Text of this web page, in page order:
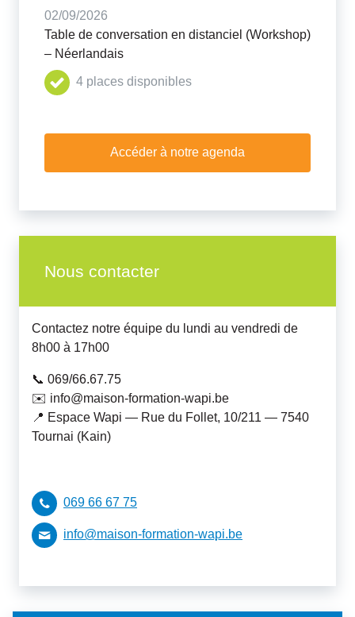
02/09/2026
Table de conversation en distanciel (Workshop)
– Néerlandais
4 places disponibles
Accéder à notre agenda
Nous contacter
Contactez notre équipe du lundi au vendredi de
8h00 à 17h00
📞 069/66.67.75
✉️ info@maison-formation-wapi.be
📍 Espace Wapi — Rue du Follet, 10/211 — 7540
Tournai (Kain)
069 66 67 75
info@maison-formation-wapi.be